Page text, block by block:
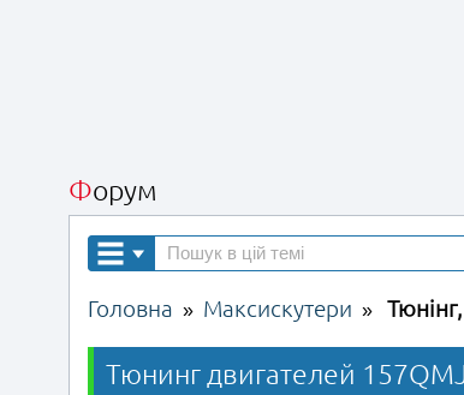
Форум
Головна » Максискутери »
Тюнинг двигателей